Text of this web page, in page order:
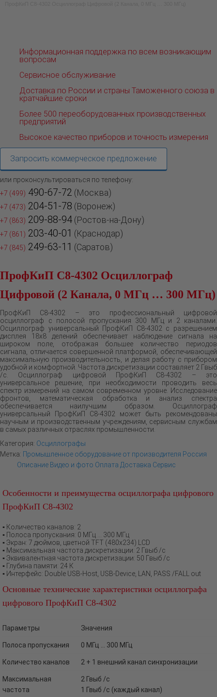
Информационная поддержка по всем возникающим
вопросам
Сервисное обслуживание
Доставка по России и страны Таможенного союза в
кратчайшие сроки
Более 500 переоборудованных производственных
предприятий
Высокое качество приборов и точность измерения
Запросить коммерческое предложение
или проконсультироваться по телефону:
+7 (499) 490-67-72 (Москва)
+7 (473) 204-51-78 (Воронеж)
+7 (863) 209-88-94 (Ростов-на-Дону)
+7 (861) 203-40-01 (Краснодар)
+7 (845) 249-63-11 (Саратов)
ПрофКиП С8-4302 Осциллограф
Цифровой (2 Канала, 0 МГц … 300 МГц)
ПрофКиП С8-4302 – это профессиональный цифровой
осциллограф с полосой пропускания 300 МГц и 2 каналами.
Осциллограф универсальный ПрофКиП С8-4302 с разрешением
дисплея 18х8 делений обеспечивает наблюдение сигнала на
широком поле, отображая большее количество периодов
сигнала, отличается совершенной платформой, обеспечивающей
максимальную производительность, и делая работу с прибором
удобной и комфортной. Частота дискретизации составляет 2 Гвыб
/с. Осциллограф цифровой ПрофКиП С8-4302 – это
универсальное решение, при необходимости проводить весь
спектр измерений на самом современном уровне. Исследование
фронтов, математическая обработка и анализ спектра
обеспечивается наилучшим образом. Осциллограф
универсальный ПрофКиП С8-4302 может быть рекомендованы
научным и производственным учреждениям, сервисным службам
в самых различных отраслях промышленности.
Категория: Осциллографы
Метка: Промышленное оборудование от производителя Россия
Описание Видео и фото Оплата Доставка Сервис
Особенности и преимущества осциллографа цифрового
ПрофКиП С8-4302
▪ Количество каналов: 2
▪ Полоса пропускания: 0 МГц … 300 МГц
▪ Экран: 7 дюймов, цветной TFT (480х234) LCD
▪ Максимальная частота дискретизации: 2 Гвыб /с
▪ Эквивалентная частота дискретизации: 50 Гвыб /с
▪ Глубина памяти: 24 К
▪ Интерфейс: Double USB-Host, USB-Device, LAN, PASS /FALL out
Основные технические характеристики осциллографа
цифрового ПрофКиП С8-4302
Параметры Значения
Полоса пропускания 0 МГц … 300 МГц
Количество каналов 2 + 1 внешний канал синхронизации
Максимальная
частота
2 Гвыб /с
1 Гвыб /с (каждый канал)